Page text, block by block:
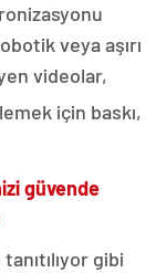
veya aşırı
videolar,
için baskı,
güvende
gibi